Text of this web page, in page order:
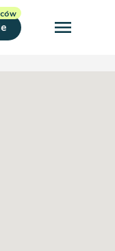
menu